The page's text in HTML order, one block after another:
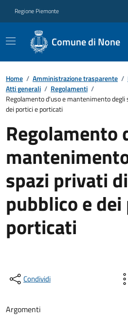
Regione Piemonte
Comune di None
Home / Amministrazione trasparente /
Atti generali / Regolamenti /
Regolamento d'uso e mantenimento degli
dei portici e porticati
Regolamento
spazi privati
pubblico e
porticati
Condividi
Argomenti